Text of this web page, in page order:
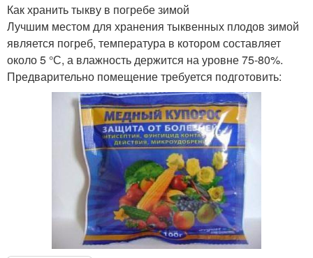
Как хранить тыкву в погребе зимой
Лучшим местом для хранения тыквенных плодов зимой
является погреб, температура в котором составляет
около 5 °С, а влажность держится на уровне 75-80%.
Предварительно помещение требуется подготовить: